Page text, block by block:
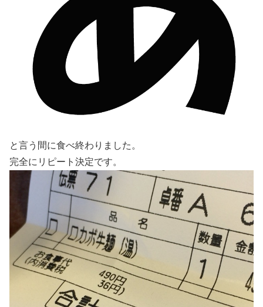
と言う間に食べ終わりました。
完全にリピート決定です。